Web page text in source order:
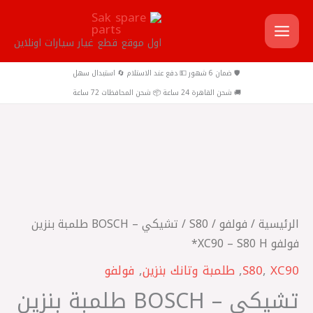
تخطي
إلى
المحتوى
اول موقع قطع غيار سيارات اونلاين
🛡️ ضمان 6 شهور 💵 دفع عند الاستلام 🔄 استبدال سهل
🚚 شحن القاهرة 24 ساعة 📦 شحن المحافظات 72 ساعة
الرئيسية/ فولفو/
S80
/ تشيكي – BOSCH طلمبة بنزين
فولفو XC90 – S80 H*
S80, XC90
, طلمبة وتانك بنزين, فولفو
تشيكي – BOSCH طلمبة بنزين
BOSCH
طلمبة
فولفو
XC90